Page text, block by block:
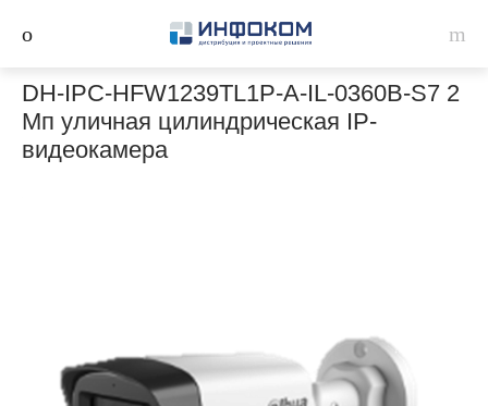
DH-IPC-HFW1239TL1P-A-IL-0360B-S7 2
Мп уличная цилиндрическая IP-
видеокамера